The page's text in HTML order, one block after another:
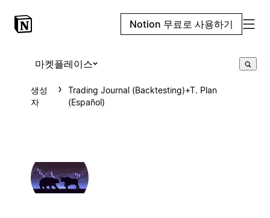
Notion 무료로 사용하기
마켓플레이스
생성
자
Trading Journal (Backtesting)+T. Plan
(Español)